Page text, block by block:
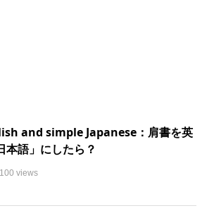
and simple Japanese：肩書を英
本語」にしたら？
views